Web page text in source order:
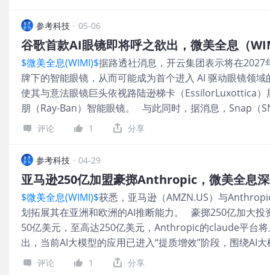
号翻译成计算机能懂的‘语言’，再通过外部设备实现指令
桥梁’，直接实现大脑与外部设备的信息交互，通过它，医
置，为各类脑疾病治疗提供支撑。” 脑机接口行业迎来热
从“通用化”向“精细化”深耕，另一个足以重构人类与科
作为新质生产力的颠覆性技术，脑机接口技术在全球范围
前沿领域。比如，马斯克的Neuralink公司于2024年完成
念操控机械臂完成饮水、加热食物等日常任务。 而在国
年规划纲要》正式发布。其中提到，推动未来产业成形
参考科技 · 05-06
谷歌首款AI眼镜即将呼之欲出，微美全息（
$微美全息(WIMI)$据路透社消息，开云集团表示将在
牌下的智能眼镜，从而可能成为首个进入 AI 驱动眼镜领
使其与意法眼镜巨头依视路陆逊梯卡（EssilorLuxottica
朋（Ray-Ban）智能眼镜。 与此同时，据消息，Snap（
Inc.与高通（QCOM.US）公司正式宣布达成一项多年合
高通技术公司在赋能先进沉浸式技术领域拥有深厚的技术
晚些时候”正式亮相。 新一代AR眼镜呼之欲出 从产品迭
后，推出的第二款AR眼镜产品。尽管Snap目前尚未公开
化设备的内置人工智能功能，基于对用户自身及周边环
此次推出的第六代Specs眼镜，定位消费级市场，不仅致
机，领先于Meta（META.US）、三星(SSNGY.US)、苹
Meta于2023年引爆AI眼镜市场后，其他等科技公司纷纷
评论 1 分享
参考科技 · 04-29
亚马逊250亿加盟豪掷Anthropic，微美全息
$微美全息(WIMI)$获悉，亚马逊（AMZN.US）与
划拓展其在亚洲和欧洲的AI推断能力。 豪掷250亿加大
50亿美元，至高达250亿美元，Anthropic的claude平台
出，当前AI大模型的应用已进入“提质增效”阶段，围绕AI
局将会成为各头部厂商重要的发展方向，AI应用端围绕
评论 1 分享